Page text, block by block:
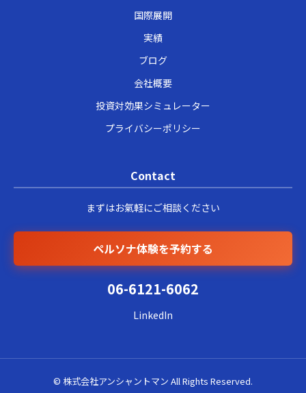
国際展開
実績
ブログ
会社概要
投資対効果シミュレーター
プライバシーポリシー
Contact
まずはお氣軽にご相談ください
ペルソナ体験を予約する
06-6121-6062
LinkedIn
© 株式会社アンシャントマン All Rights Reserved.